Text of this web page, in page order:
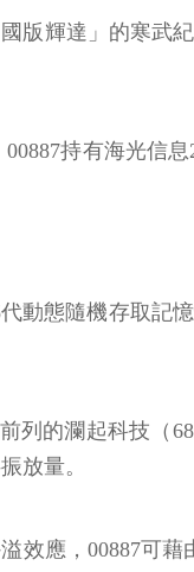
版輝達」的寒武
持有海光信息
動態隨機存取記
列的瀾起科技（
放量。
效應，00887可